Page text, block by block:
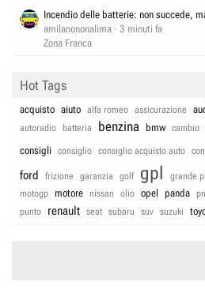
Incendio delle batterie: non succede,
amilanononalima
3 minuti fa
Zona Franca
Hot Tags
acquisto aiuto alfa romeo assicurazione
autoradio
batteria benzina bmw cambio
consigli consiglio consiglio acquisto auto
ford frizione garanzia golf gpl grande
motogp
motore nissan olio opel panda
punto
renault seat subaru suv suzuki